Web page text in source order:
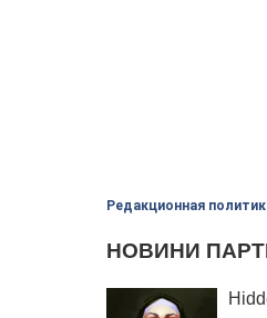
Редакционная